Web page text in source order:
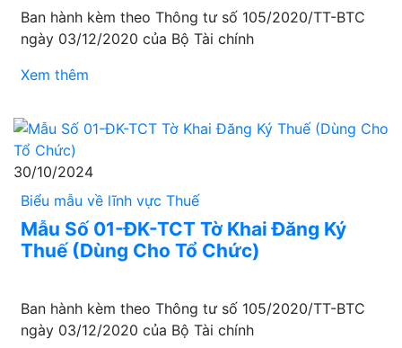
Ban hành kèm theo Thông tư số 105/2020/TT-BTC
ngày 03/12/2020 của Bộ Tài chính
Xem thêm
30/10/2024
Biểu mẫu về lĩnh vực Thuế
Mẫu Số 01-ĐK-TCT Tờ Khai Đăng Ký
Thuế (Dùng Cho Tổ Chức)
Ban hành kèm theo Thông tư số 105/2020/TT-BTC
ngày 03/12/2020 của Bộ Tài chính